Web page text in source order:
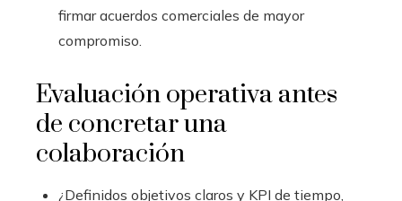
firmar acuerdos comerciales de mayor
compromiso.
Evaluación operativa antes
de concretar una
colaboración
¿Definidos objetivos claros y KPI de tiempo,